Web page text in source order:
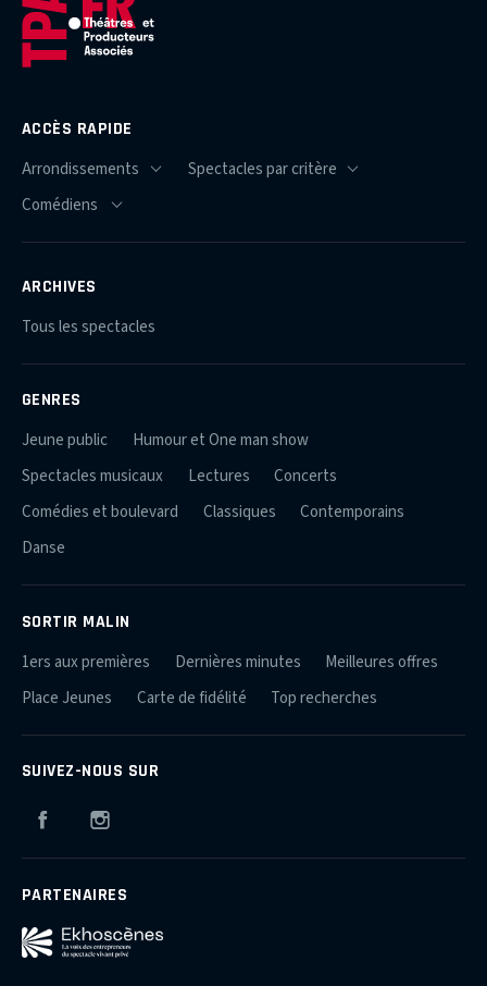
ACCÈS RAPIDE
ARCHIVES
Tous les spectacles
GENRES
Jeune public
Humour et One man show
Spectacles musicaux
Lectures
Concerts
Comédies et boulevard
Classiques
Contemporains
Danse
SORTIR MALIN
1ers aux premières Dernières minutes
Meilleures offres
Place Jeunes
Carte de fidélité Top recherches
SUIVEZ-NOUS SUR
Facebook
PARTENAIRES